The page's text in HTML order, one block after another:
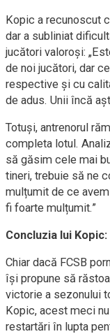
Kopic a recunoscut
dar a subliniat
jucători valoroși:
de noi jucători, dar
respective și cu
de adus. Unii încă
Totuși, antrenorul
completa lotul.
să găsim cele mai
tineri, trebuie să ne
mulțumit de ce
fi foarte mulțumit.”
Concluzia lui
Chiar dacă FCSB
își propune să
victorie a sezonului
Kopic, acest meci
restartări în lupta